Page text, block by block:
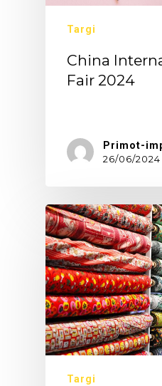
Targi
China
Fair 2024
Primot-
26/06/2024
Targi